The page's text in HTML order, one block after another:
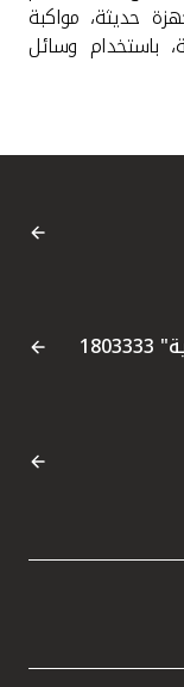
حديثة، مواكبة
باستخدام وسائل